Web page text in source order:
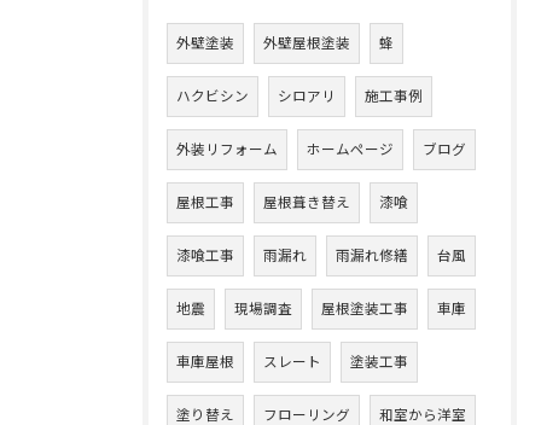
外壁塗装 外壁屋根塗装 蜂
ハクビシン シロアリ 施工事例
外装リフォーム ホームページ ブログ
屋根工事 屋根葺き替え 漆喰
漆喰工事 雨漏れ 雨漏れ修繕 台風
地震 現場調査 屋根塗装工事 車庫
車庫屋根 スレート 塗装工事
塗り替え フローリング 和室から洋室